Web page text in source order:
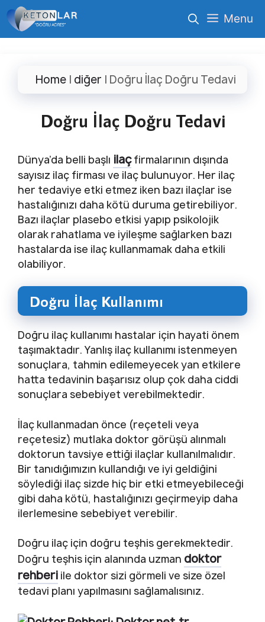
İçeriğe
atla
Menu
Home| diğer | Doğru İlaç Doğru Tedavi
Doğru İlaç Doğru Tedavi
Dünya’da belli başlı ilaçfirmalarının dışında
sayısız ilaç firması ve ilaç bulunuyor. Her ilaç
her tedaviye etki etmez iken bazı ilaçlar ise
hastalığınızı daha kötü duruma getirebiliyor.
Bazı ilaçlar plasebo etkisi yapıp psikolojik
olarak rahatlama ve iyileşme sağlarken bazı
hastalarda ise ilaç kullanmamak daha etkili
olabiliyor.
Doğru İlaç Kullanımı
Doğru ilaç kullanımı hastalar için hayati önem
taşımaktadır. Yanlış ilaç kullanımı istenmeyen
sonuçlara, tahmin edilemeyecek yan etkilere
hatta tedavinin başarısız olup çok daha ciddi
sonuçlara sebebiyet verebilmektedir.
İlaç kullanmadan önce (reçeteli veya
reçetesiz) mutlaka doktor görüşü alınmalı
doktorun tavsiye ettiği ilaçlar kullanılmalıdır.
Bir tanıdığımızın kullandığı ve iyi geldiğini
söylediği ilaç sizde hiç bir etki etmeyebileceği
gibi daha kötü, hastalığınızı geçirmeyip daha
ilerlemesine sebebiyet verebilir.
Doğru ilaç için doğru teşhis gerekmektedir.
Doğru teşhis için alanında uzman doktor
rehberi ile doktor sizi görmeli ve size özel
tedavi planı yapılmasını sağlamalısınız.